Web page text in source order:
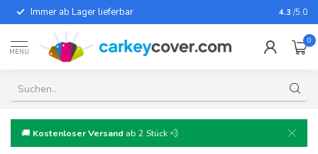
Immer ab Lager lieferbar Für fast
4.3 /5.0
MENU
0
🚚 Kostenloser Versand ab 2 Stück 💨